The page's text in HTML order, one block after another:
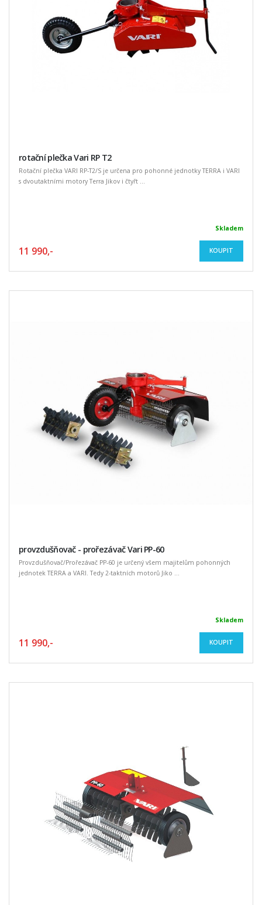
rotační plečka Vari RP T2
Rotační plečka VARI RP-T2/S je určena pro pohonné jednotky TERRA i VARI
s dvoutaktními motory Terra Jikov i čtyřt ...
Skladem
11 990,- KOUPIT
provzdušňovač - prořezávač Vari PP-60
Provzdušňovač/Prořezávač PP-60 je určený všem majitelům pohonných
jednotek TERRA a VARI. Tedy 2-taktních motorů Jiko ...
Skladem
11 990,- KOUPIT